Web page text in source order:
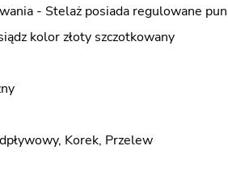
- Stelaż posiada regulowane
kolor złoty szczotkowany
Korek, Przelew